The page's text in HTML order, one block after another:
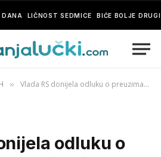
DANA LIČNOST SEDMICE BIĆE BOLJE
» Vlada RS donijela odluku o preuzimanja radnika iz Suda BiH, Tužilaštva BiH i VSTS BiH
odluku o